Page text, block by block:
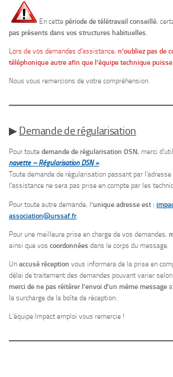
En cette période de télétravail conseillé,
pas présents dans vos structures habituelles.
Lors de vos demandes d’assistance, n’oubliez pas de
téléphonique autre afin que l’équipe technique
Nous vous remercions de votre compréhension.
▶Demande de régularisation
Pour toute demande de régularisation DSN, merci
navette – Régularisation DSN ».
Toute demande de régularisation passant par
l’assistance ne sera pas prise en compte par les
Pour toute autre demande, l‘unique adresse est :
association@urssaf.fr.
Pour une meilleure prise en charge de vos demandes,
ainsi que vos coordonnées dans le corps du message.
Un accusé réception vous informera de la prise en
délai de traitement des demandes pouvant varier selon
merci de ne pas réitérer l’envoi d’un même message
la surcharge de la boîte de réception.
L’équipe Impact emploi vous remercie !